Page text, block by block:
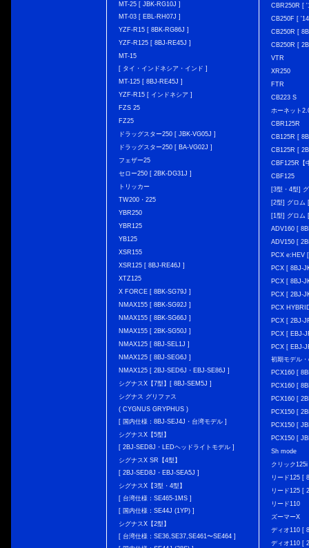
MT-25 [ JBK-RG10J ]
MT-03 [ EBL-RH07J ]
YZF-R15 [ 8BK-RG86J ]
YZF-R125 [ 8BJ-RE45J ]
MT-15
[ タイ・インドネシア・インド ]
MT-125 [ 8BJ-RE45J ]
YZF-R15 [ インドネシア ]
FZS 25
FZ25
ドラッグスター250 [ JBK-VG05J ]
ドラッグスター250 [ BA-VG02J ]
フェザー25
セロー250 [ 2BK-DG31J ]
トリッカー
TW200・225
YBR250
YBR125
YB125
XSR155
XSR125 [ 8BJ-RE46J ]
XTZ125
X FORCE [ 8BK-SG79J ]
NMAX155 [ 8BK-SG92J ]
NMAX155 [ 8BK-SG66J ]
NMAX155 [ 2BK-SG50J ]
NMAX125 [ 8BJ-SEL1J ]
NMAX125 [ 8BJ-SEG6J ]
NMAX125 [ 2BJ-SED6J・EBJ-SE86J ]
シグナスX【7型】[ 8BJ-SEM5J ]
シグナス グリファス
( CYGNUS GRYPHUS )
[ 国内仕様：8BJ-SEJ4J・台湾モデル ]
シグナスX【5型】
[ 2BJ-SED8J・LEDヘッドライトモデル ]
シグナスX SR【4型】
[ 2BJ-SED8J・EBJ-SEA5J ]
シグナスX【3型・4型】
[ 台湾仕様：SE465-1MS ]
[ 国内仕様：SE44J (1YP) ]
シグナスX【2型】
[ 台湾仕様：SE36,SE37,SE461〜SE464 ]
CBR250R [
CB250F [
CB250R [
CB250R [
VTR
XR250
FTR
CB223 S
ホーネット
CBR125R
CB125R [
CB125R [
CBF125R【
CBF125
[3型・4型]
[2型] グロム
[1型] グロム
ADV160 [
ADV150 [
PCX e:HEV
PCX [ 8BJ-
PCX [ 8BJ-
PCX [ 2BJ-
PCX
PCX [ 2BJ-
PCX [ EBJ-
PCX [ EBJ-
初期モデル
PCX160 [
PCX160 [
PCX160 [
PCX150 [
PCX150 [
PCX150 [
Sh mode
クリック
リード125 [
リード125 [
リード110
ズーマーX
ディオ110 [
ディオ110 [